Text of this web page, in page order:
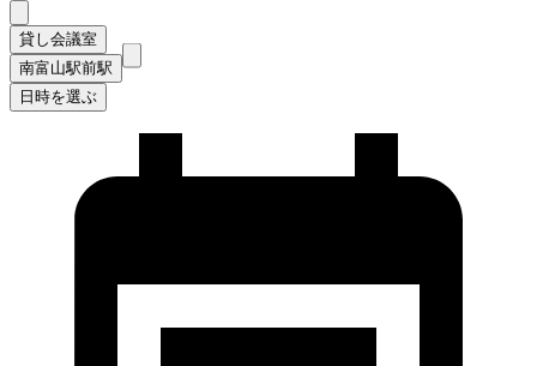
貸し会議室
南富山駅前駅
日時を選ぶ